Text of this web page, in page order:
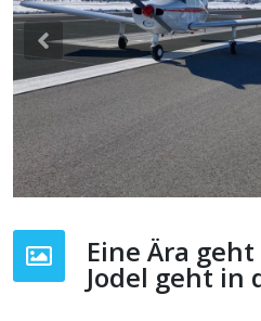
Previous
Eine Ära
Jodel geht in